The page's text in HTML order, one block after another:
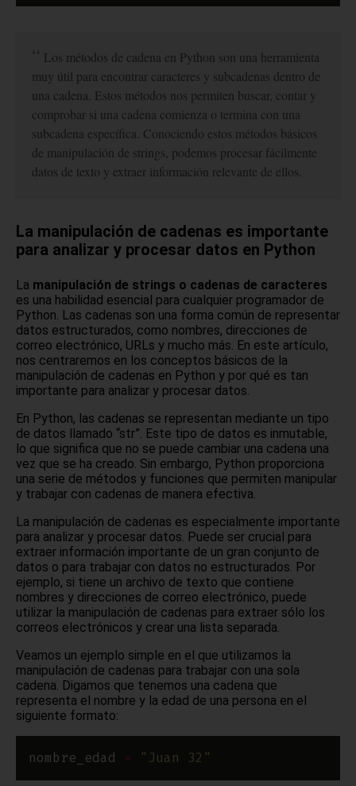
Los métodos de cadena en Python son una herramienta
muy útil para encontrar caracteres y subcadenas dentro de
una cadena. Estos métodos nos permiten buscar, contar y
comprobar si una cadena comienza o termina con una
subcadena específica. Conociendo estos métodos básicos
de manipulación de strings, podemos procesar fácilmente
datos de texto y extraer información relevante de ellos.
La manipulación de cadenas es importante
para analizar y procesar datos en Python
La manipulación de strings o cadenas de caracteres
es una habilidad esencial para cualquier programador de
Python. Las cadenas son una forma común de representar
datos estructurados, como nombres, direcciones de
correo electrónico, URLs y mucho más. En este artículo,
nos centraremos en los conceptos básicos de la
manipulación de cadenas en Python y por qué es tan
importante para analizar y procesar datos.
En Python, las cadenas se representan mediante un tipo
de datos llamado “str”. Este tipo de datos es inmutable,
lo que significa que no se puede cambiar una cadena una
vez que se ha creado. Sin embargo, Python proporciona
una serie de métodos y funciones que permiten manipular
y trabajar con cadenas de manera efectiva.
La manipulación de cadenas es especialmente importante
para analizar y procesar datos. Puede ser crucial para
extraer información importante de un gran conjunto de
datos o para trabajar con datos no estructurados. Por
ejemplo, si tiene un archivo de texto que contiene
nombres y direcciones de correo electrónico, puede
utilizar la manipulación de cadenas para extraer sólo los
correos electrónicos y crear una lista separada.
Veamos un ejemplo simple en el que utilizamos la
manipulación de cadenas para trabajar con una sola
cadena. Digamos que tenemos una cadena que
representa el nombre y la edad de una persona en el
siguiente formato:
nombre_edad = "Juan 32"